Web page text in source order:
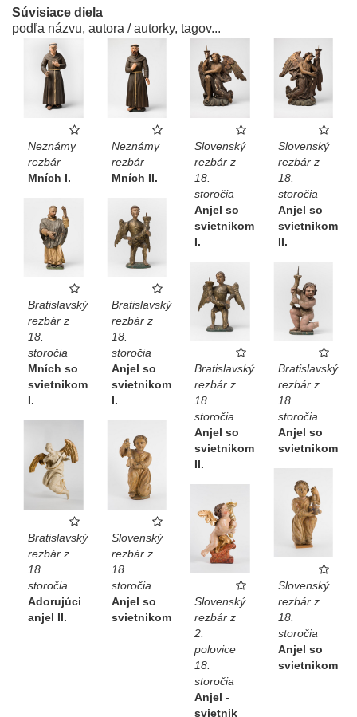
Súvisiace diela
podľa názvu, autora / autorky, tagov...
Neznámy
rezbár
Mních I.
Neznámy
rezbár
Mních II.
Slovenský
rezbár z
18.
storočia
Anjel so
svietnikom
I.
Slovenský
rezbár z
18.
storočia
Anjel so
svietnikom
II.
Bratislavský
rezbár z
18.
storočia
Mních so
svietnikom
I.
Bratislavský
rezbár z
18.
storočia
Anjel so
svietnikom
I.
Bratislavský
rezbár z
18.
storočia
Anjel so
svietnikom
II.
Bratislavský
rezbár z
18.
storočia
Anjel so
svietnikom
Bratislavský
rezbár z
18.
storočia
Adorujúci
anjel II.
Slovenský
rezbár z
18.
storočia
Anjel so
svietnikom
Slovenský
rezbár z
18.
storočia
Anjel so
svietnikom
Slovenský
rezbár z
2.
polovice
18.
storočia
Anjel -
svietnik